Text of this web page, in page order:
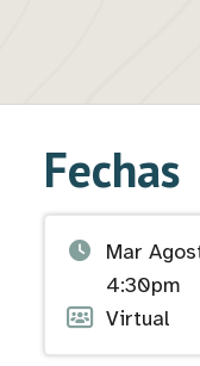
Fechas
Fecha
hora
del
Mar
4:30pm
Formato
del
Virtual